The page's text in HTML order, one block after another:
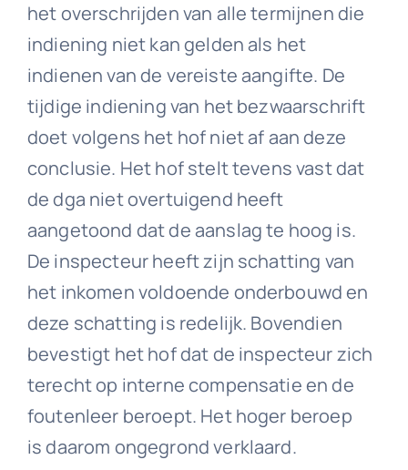
het overschrijden van alle termijnen die
indiening niet kan gelden als het
indienen van de vereiste aangifte. De
tijdige indiening van het bezwaarschrift
doet volgens het hof niet af aan deze
conclusie. Het hof stelt tevens vast dat
de dga niet overtuigend heeft
aangetoond dat de aanslag te hoog is.
De inspecteur heeft zijn schatting van
het inkomen voldoende onderbouwd en
deze schatting is redelijk. Bovendien
bevestigt het hof dat de inspecteur zich
terecht op interne compensatie en de
foutenleer beroept. Het hoger beroep
is daarom ongegrond verklaard.